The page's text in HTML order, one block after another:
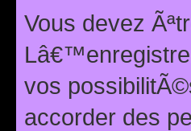
Vous devez
vos
accorder des